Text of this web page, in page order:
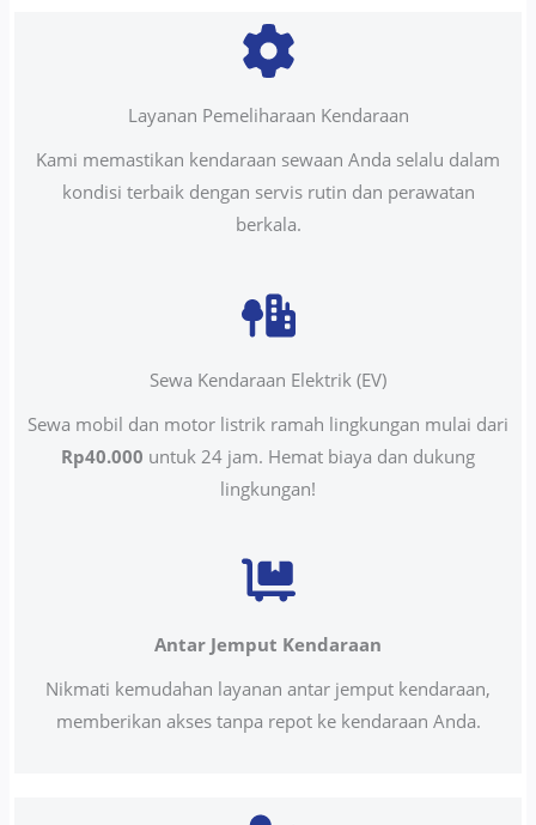
Layanan Pemeliharaan Kendaraan
Kami memastikan kendaraan sewaan Anda selalu dalam
kondisi terbaik dengan servis rutin dan perawatan
berkala.
Sewa Kendaraan Elektrik (EV)
Sewa mobil dan motor listrik ramah lingkungan mulai dari
Rp40.000 untuk 24 jam. Hemat biaya dan dukung
lingkungan!
Antar Jemput Kendaraan
Nikmati kemudahan layanan antar jemput kendaraan,
memberikan akses tanpa repot ke kendaraan Anda.